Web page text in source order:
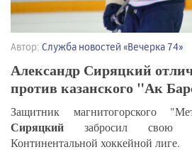
Автор: Служба новостей «Вечерка 74»
Александр Сиряцкий
против казанского "Ак
Защитник магнитогорского
Сиряцкий забросил свою
Континентальной хоккейной лиге.